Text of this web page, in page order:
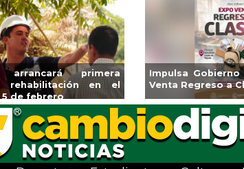
Reabrirá Coatzacoalcos la
Alberca Semiolímpica Zona
Centro
a
Viva”